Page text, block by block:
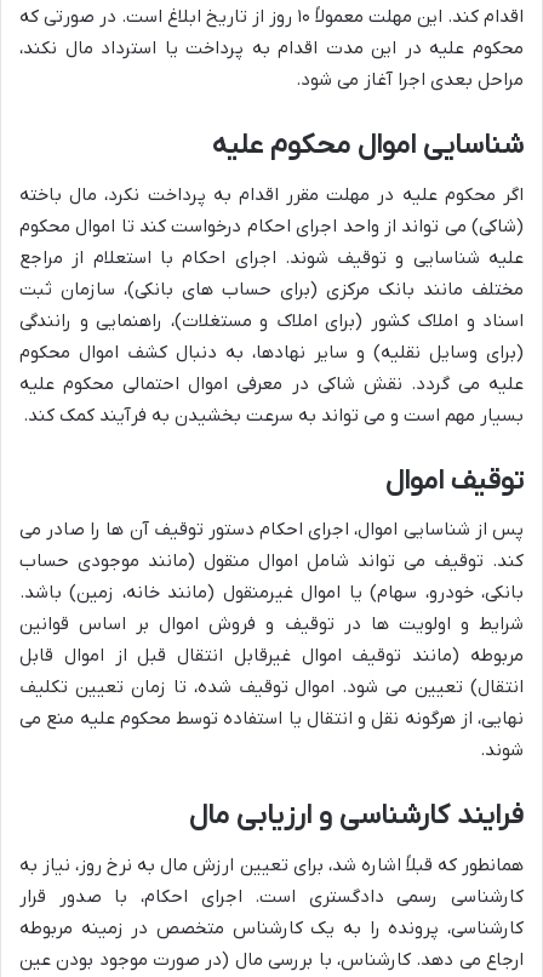
اقدام کند. این مهلت معمولاً ۱۰ روز از تاریخ ابلاغ است. در صورتی که
محکوم علیه در این مدت اقدام به پرداخت یا استرداد مال نکند،
مراحل بعدی اجرا آغاز می شود.
شناسایی اموال محکوم علیه
اگر محکوم علیه در مهلت مقرر اقدام به پرداخت نکرد، مال باخته
(شاکی) می تواند از واحد اجرای احکام درخواست کند تا اموال محکوم
علیه شناسایی و توقیف شوند. اجرای احکام با استعلام از مراجع
مختلف مانند بانک مرکزی (برای حساب های بانکی)، سازمان ثبت
اسناد و املاک کشور (برای املاک و مستغلات)، راهنمایی و رانندگی
(برای وسایل نقلیه) و سایر نهادها، به دنبال کشف اموال محکوم
علیه می گردد. نقش شاکی در معرفی اموال احتمالی محکوم علیه
بسیار مهم است و می تواند به سرعت بخشیدن به فرآیند کمک کند.
توقیف اموال
پس از شناسایی اموال، اجرای احکام دستور توقیف آن ها را صادر می
کند. توقیف می تواند شامل اموال منقول (مانند موجودی حساب
بانکی، خودرو، سهام) یا اموال غیرمنقول (مانند خانه، زمین) باشد.
شرایط و اولویت ها در توقیف و فروش اموال بر اساس قوانین
مربوطه (مانند توقیف اموال غیرقابل انتقال قبل از اموال قابل
انتقال) تعیین می شود. اموال توقیف شده، تا زمان تعیین تکلیف
نهایی، از هرگونه نقل و انتقال یا استفاده توسط محکوم علیه منع می
شوند.
فرایند کارشناسی و ارزیابی مال
همانطور که قبلاً اشاره شد، برای تعیین ارزش مال به نرخ روز، نیاز به
کارشناسی رسمی دادگستری است. اجرای احکام، با صدور قرار
کارشناسی، پرونده را به یک کارشناس متخصص در زمینه مربوطه
ارجاع می دهد. کارشناس، با بررسی مال (در صورت موجود بودن عین